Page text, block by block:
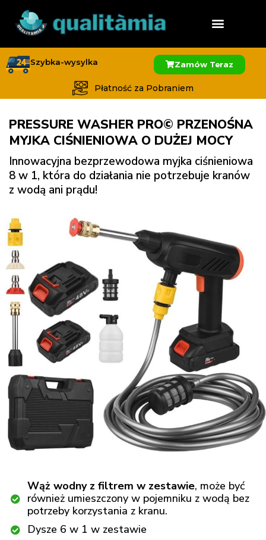
Szybka-wysylka Zamów Teraz
Płatność za Pobraniem
PRESSURE WASHER PRO© PRZENOŚNA
MYJKA CIŚNIENIOWA O DUŻEJ MOCY
Innowacyjna bezprzewodowa myjka ciśnieniowa
8 w 1, która do działania nie potrzebuje kranów
z wodą ani prądu!
Wąż wodny z filtrem w zestawie, może być
również umieszczony w pojemniku z wodą bez
potrzeby korzystania z kranu.
Dysze 6 w 1 w zestawie